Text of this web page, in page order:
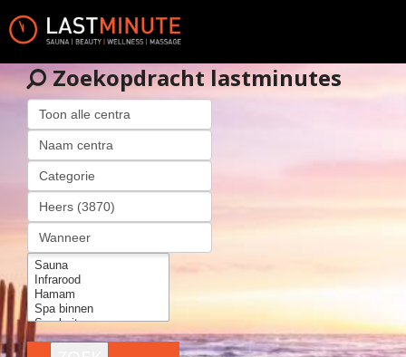
Zoekopdracht lastminutes